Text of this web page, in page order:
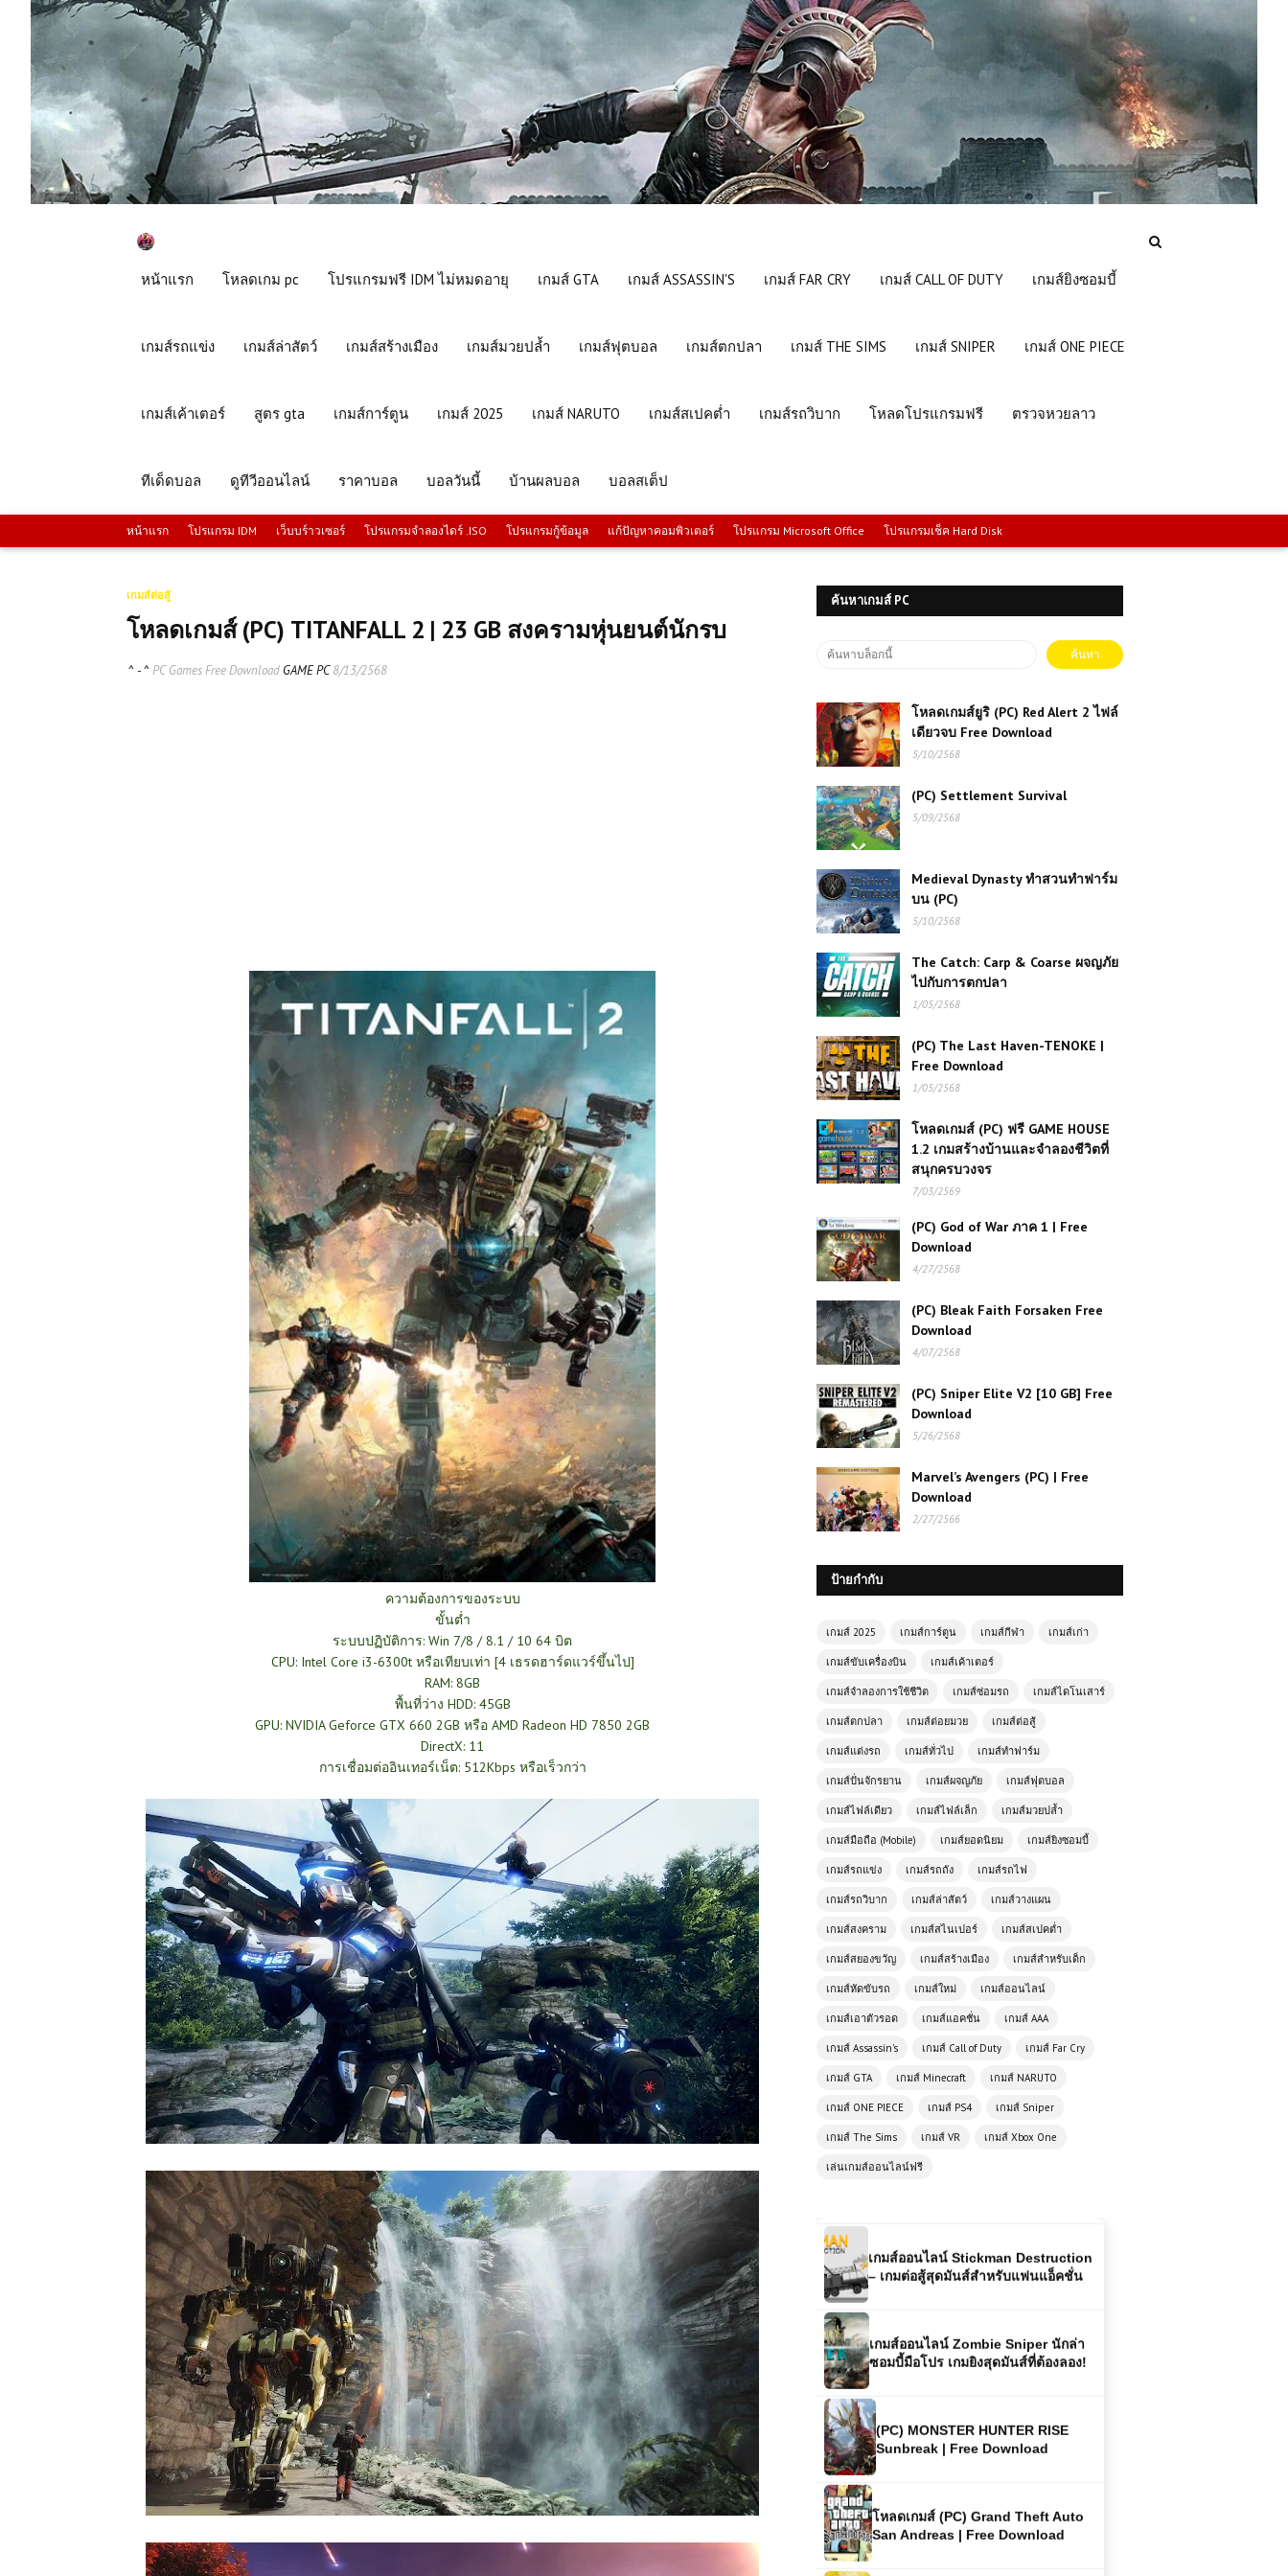
หน้าแรก โหลดเกม pc โปรแกรมฟรี IDM ไม่หมดอายุ เกมส์ GTA เกมส์ ASSASSIN'S เกมส์ FAR CRY เกมส์ CALL OF DUTY เกมส์ยิงซอมบี้
เกมส์รถแข่ง เกมส์ล่าสัตว์ เกมส์สร้างเมือง เกมส์มวยปล้ำ เกมส์ฟุตบอล เกมส์ตกปลา เกมส์ THE SIMS เกมส์ SNIPER เกมส์ ONE PIECE
เกมส์เค้าเตอร์ สูตร gta เกมส์การ์ตูน เกมส์ 2025 เกมส์ NARUTO เกมส์สเปคต่ำ เกมส์รถวิบาก โหลดโปรแกรมฟรี ตรวจหวยลาว
ทีเด็ดบอล ดูทีวีออนไลน์ ราคาบอล บอลวันนี้ บ้านผลบอล บอลสเต็ป
หน้าแรก โปรแกรม IDM เว็บบร์าวเซอร์ โปรแกรมจำลองไดร์ .ISO โปรแกรมกู้ข้อมูล แก้ปัญหาคอมพิวเตอร์ โปรแกรม Microsoft Office โปรแกรมเช็ค Hard Disk
เกมส์ต่อสู้
โหลดเกมส์ (PC) TITANFALL 2 | 23 GB สงครามหุ่นยนต์นักรบ
^ - ^ PC Games Free Download GAME PC8/13/2568
ความต้องการของระบบ
ขั้นต่ำ
ระบบปฏิบัติการ: Win 7/8 / 8.1 / 10 64 บิต
CPU: Intel Core i3-6300t หรือเทียบเท่า [4 เธรดฮาร์ดแวร์ขึ้นไป]
RAM: 8GB
พื้นที่ว่าง HDD: 45GB
GPU: NVIDIA Geforce GTX 660 2GB หรือ AMD Radeon HD 7850 2GB
DirectX: 11
การเชื่อมต่ออินเทอร์เน็ต: 512Kbps หรือเร็วกว่า
ค้นหาเกมส์ PC
โหลดเกมส์ยูริ (PC) Red Alert 2 ไฟล์
เดียวจบ Free Download
5/10/2568
(PC) Settlement Survival
5/09/2568
Medieval Dynasty ทำสวนทำฟาร์ม
บน (PC)
5/10/2568
The Catch: Carp & Coarse ผจญภัย
ไปกับการตกปลา
1/05/2568
(PC) The Last Haven-TENOKE |
Free Download
1/05/2568
โหลดเกมส์ (PC) ฟรี GAME HOUSE
1.2 เกมสร้างบ้านและจำลองชีวิตที่
สนุกครบวงจร
7/03/2569
(PC) God of War ภาค 1 | Free
Download
4/27/2568
(PC) Bleak Faith Forsaken Free
Download
4/07/2568
(PC) Sniper Elite V2 [10 GB] Free
Download
5/26/2568
Marvel’s Avengers (PC) | Free
Download
2/27/2566
ป้ายกำกับ
เกมส์ 2025 เกมส์การ์ตูน เกมส์กีฬา เกมส์เก่า
เกมส์ขับเครื่องบิน เกมส์เค้าเตอร์
เกมส์จำลองการใช้ชีวิต เกมส์ซ่อมรถ เกมส์ไดโนเสาร์
เกมส์ตกปลา เกมส์ต่อยมวย เกมส์ต่อสู้
เกมส์แต่งรถ เกมส์ทั่วไป เกมส์ทำฟาร์ม
เกมส์ปั่นจักรยาน เกมส์ผจญภัย เกมส์ฟุตบอล
เกมส์ไฟล์เดียว เกมส์ไฟล์เล็ก เกมส์มวยปล้ำ
เกมส์มือถือ (Mobile) เกมส์ยอดนิยม เกมส์ยิงซอมบี้
เกมส์รถแข่ง เกมส์รถถัง เกมส์รถไฟ
เกมส์รถวิบาก เกมส์ล่าสัตว์ เกมส์วางแผน
เกมส์สงคราม เกมส์สไนเปอร์ เกมส์สเปคต่ำ
เกมส์สยองขวัญ เกมส์สร้างเมือง เกมส์สำหรับเด็ก
เกมส์หัดขับรถ เกมส์ใหม่ เกมส์ออนไลน์
เกมส์เอาตัวรอด เกมส์แอคชั่น เกมส์ AAA
เกมส์ Assassin's เกมส์ Call of Duty เกมส์ Far Cry
เกมส์ GTA เกมส์ Minecraft เกมส์ NARUTO
เกมส์ ONE PIECE เกมส์ PS4 เกมส์ Sniper
เกมส์ The Sims เกมส์ VR เกมส์ Xbox One
เล่นเกมส์ออนไลน์ฟรี
Sasuke – สุดยอดนักสู้จากโลกอนิเมะ
ศิลปะการต่อสู้กำปั้นมังกรในโลก 3 มิติ
เล่นเกมส์ออนไลน์ฟรี Tiny Crash
จิ๋วแล้วชนให้ยับ!
เกมส์ออนไลน์ฟรี Truck Racing –
เกมแข่งรถบรรทุกสุดมันส์
เกมออนไลน์ฟรี Fort Drifter ผจญภัย
1.2 เกมสร้างบ้านและจำลองชีวิตที่สนุก
ครบวงจร
มันส์ เล่นฟรี เล่นฟรีบนเว็บ โหลดเร็ว
เล่นสนุกทุกเวลา
Sunbreak | Free Download
โหลดเกมส์ (PC) Grand Theft Auto
San Andreas | Free Download
เกมส์ออนไลน์ SpartaHoppers เกม